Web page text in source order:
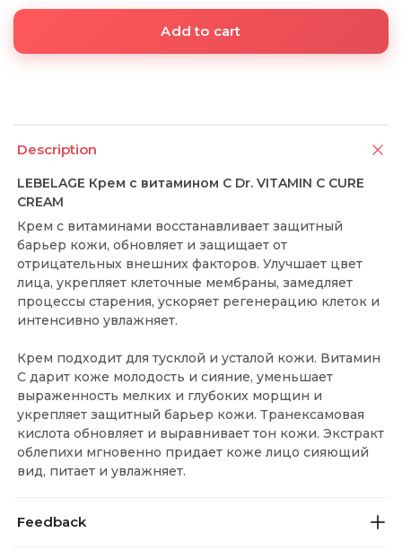
Add to cart
Description
LEBELAGE Крем с витамином С Dr. VITAMIN C CURE
CREAM
Крем с витаминами восстанавливает защитный
барьер кожи, обновляет и защищает от
отрицательных внешних факторов. Улучшает цвет
лица, укрепляет клеточные мембраны, замедляет
процессы старения, ускоряет регенерацию клеток и
интенсивно увлажняет.
Крем подходит для тусклой и усталой кожи. Витамин
С дарит коже молодость и сияние, уменьшает
выраженность мелких и глубоких морщин и
укрепляет защитный барьер кожи. Транексамовая
кислота обновляет и выравнивает тон кожи. Экстракт
облепихи мгновенно придает коже лицо сияющий
вид, питает и увлажняет.
Feedback